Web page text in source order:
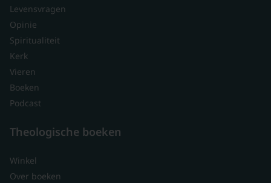
Levensvragen
Opinie
Spiritualiteit
Kerk
Vieren
Boeken
Podcast
Theologische boeken
Winkel
Over boeken